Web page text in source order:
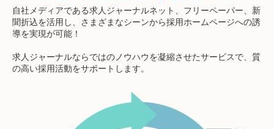
自社メディアである求人ジャーナルネット、フリーペーパー、新
聞折込を活用し、さまざまなシーンから採用ホームページへの誘
導を実現が可能！
求人ジャーナルならではのノウハウを凝縮させたサービスで、質
の高い採用活動をサポートします。